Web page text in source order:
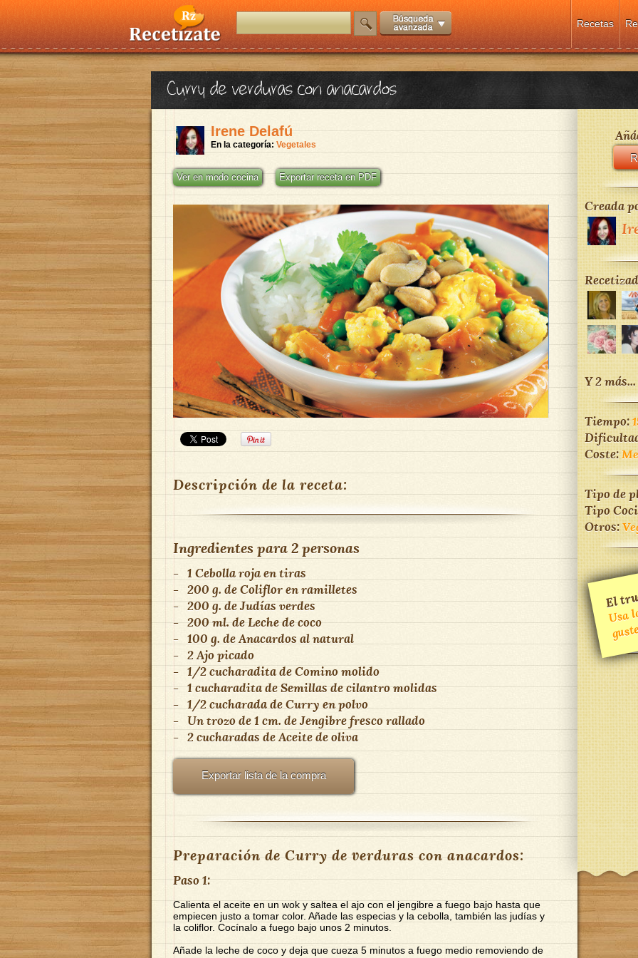
Recetas
Curry de verduras con anacardos
Irene Delafú
En la categoría: Vegetales
Ver en modo cocina Exportar receta en PDF
Descripción de la receta:
Ingredientes para2 personas
- 1 Cebolla roja en tiras
- 200 g. deColiflor en ramilletes
- 200 g.deJudías verdes
- 200 ml.deLeche de coco
- 100 g. deAnacardos al natural
- 2Ajo picado
- 1/2 cucharaditadeComino molido
- 1 cucharaditadeSemillas de cilantro molidas
- 1/2 cucharadadeCurry en polvo
- Un trozo de 1 cm. deJengibre fresco rallado
- 2 cucharadas deAceite de oliva
Exportar lista de la compra
Preparación de Curry de verduras con anacardos:
Paso 1:
Calienta el aceite en un wok y saltea el ajo con el jengibre a fuego bajo hasta que
empiecen justo a tomar color. Añade las especias y la cebolla, también las judías y
la coliflor. Cocínalo a fuego bajo unos 2 minutos.
Añade la leche de coco y deja que cueza 5 minutos a fuego medio removiendo de
Creada
Y 2 más...
Tiempo:
Coste:
Tipo de
Tipo
Otros:
El